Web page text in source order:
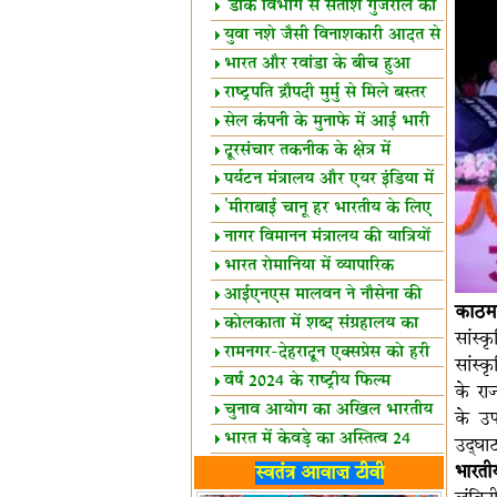
शैक्षिक सत्र शुरू
'डाक विभाग से सतीश गुजराल का
रिश्ता गहरा'
युवा नशे जैसी विनाशकारी आदत से
दूर रहें-मोदी
भारत और रवांडा के बीच हुआ
व्यापार विस्तार
राष्ट्रपति द्रौपदी मुर्मु से मिले बस्तर
के प्रतिनिधि
सेल कंपनी के मुनाफे में आई भारी
उछाल!
दूरसंचार तकनीक के क्षेत्र में
उत्कृष्टता पुरस्कार
पर्यटन मंत्रालय और एयर इंडिया में
समझौता
'मीराबाई चानू हर भारतीय के लिए
प्रेरणा'
नागर विमानन मंत्रालय की यात्रियों
को सलाह
भारत रोमानिया में व्यापारिक
साझेदारियां
आईएनएस मालवन ने नौसेना की
ताकत बढ़ाई
कोलकाता में शब्द संग्रहालय का
उद्घाटन
रामनगर-देहरादून एक्सप्रेस को हरी
झंडीवर्ष 2024 के राष्ट्रीय फिल्म
पुरस्कारों की घोषणा
चुनाव आयोग का अखिल भारतीय
मीडिया सम्मेलन
भारत में केवड़े का अस्तित्‍व 24
लाख वर्ष!
लखनऊ में 'एक राष्ट्र एक चुनाव'
स्वतंत्र आवाज़ टीवी
के
के